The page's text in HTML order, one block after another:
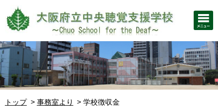
トップ 事務室より 学校徴収金